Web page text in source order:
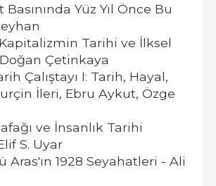
Yüz Yıl Önce Bu
Tarihi ve İlksel
Çetinkaya
Çalıştayı I: Tarih, Hayal,
İleri, Ebru Aykut, Özge
ve İnsanlık Tarihi
S. Uyar
Aras'ın 1928 Seyahatleri - Ali